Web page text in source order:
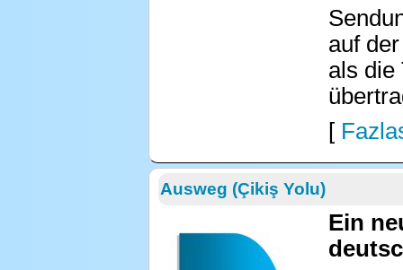
auf
als die
[
Ausweg (Çikiş Yolu)
Ein